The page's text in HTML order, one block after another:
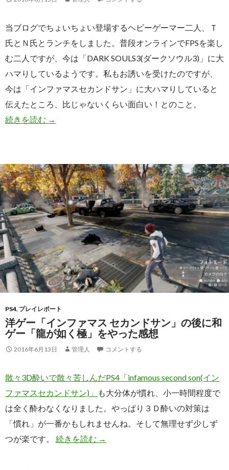
当ブログでちょいちょい登場するヘビーゲーマー二人、Ｔ
氏とＮ氏とランチをしました。普段オンラインでFPSを楽し
む二人ですが、今は「DARK SOULS3(ダークソウル3)」に大
ハマりしているようです。私もお誘いを受けたのですが、
今は「インファマスセカンドサン」に大ハマりしていると
伝えたところ、比じゃないくらい面白い！とのこと。
続きを読む 「DARK SOULS 3」オンラインプレイヤー達に
→
PS4, プレイレポート
洋ゲー「インファマス セカンドサン」の後に和
ゲー「龍が如く極」をやった感想
2016年6月13日 管理人 コメントする
散々3D酔いで散々苦しんだPS4「infamous second son(イン
ファマスセカンドサン)」
も大分体が慣れ、小一時間程度で
は全く酔わなくなりました。やっぱり３Ｄ酔いの対策は
「慣れ」が一番かもしれませんね。そして無理せず少しず
つが楽です。 続きを読む 洋ゲー「インファマス セカンドサ
→